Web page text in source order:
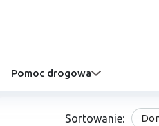
Pomoc drogowa
Sortowanie: